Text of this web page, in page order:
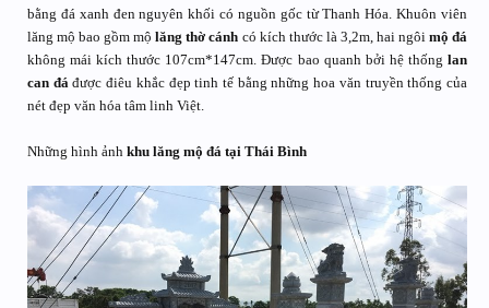
bằng đá xanh đen nguyên khối có nguồn gốc từ Thanh Hóa. Khuôn viên
lăng mộ bao gồm mộlăng thờ cánh có kích thước là 3,2m, hai ngôi mộ đá
không mái kích thước 107cm*147cm. Được bao quanh bởi hệ thống lan
can đáđược điêu khắc đẹp tinh tế bằng những hoa văn truyền thống của
nét đẹp văn hóa tâm linh Việt.
Những hình ảnh khu lăng mộ đá tại Thái Bình